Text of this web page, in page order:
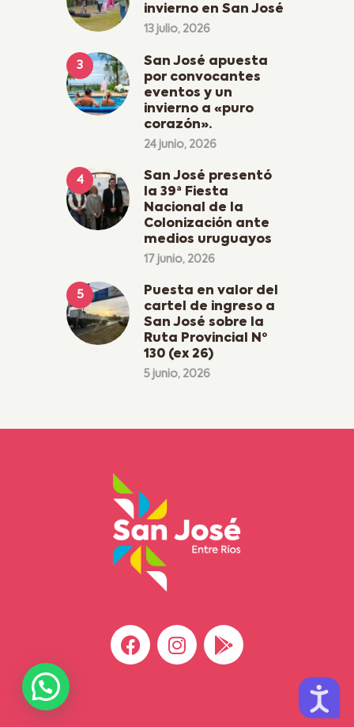
invierno en San José
13 julio, 2026
San José apuesta
por convocantes
eventos y un
invierno a «puro
corazón».
24 junio, 2026
San José presentó
la 39ª Fiesta
Nacional de la
Colonización ante
medios uruguayos
17 junio, 2026
Puesta en valor del
cartel de ingreso a
San José sobre la
Ruta Provincial Nº
130 (ex 26)
5 junio, 2026